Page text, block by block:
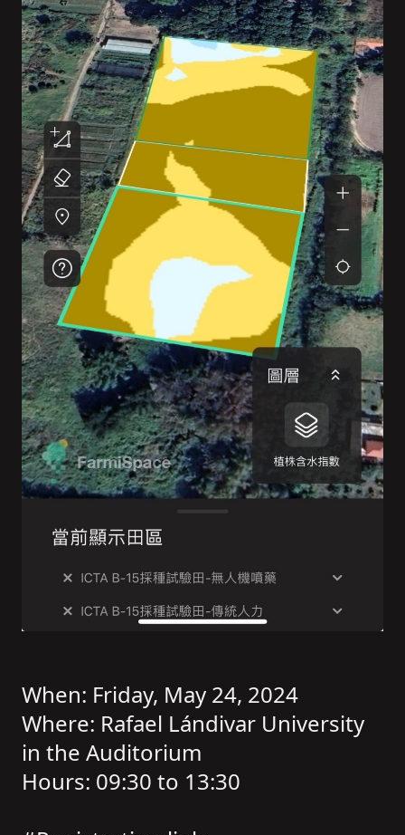
When: Friday, May 24, 2024
Where: Rafael Lándivar University
in the Auditorium
Hours: 09:30 to 13:30